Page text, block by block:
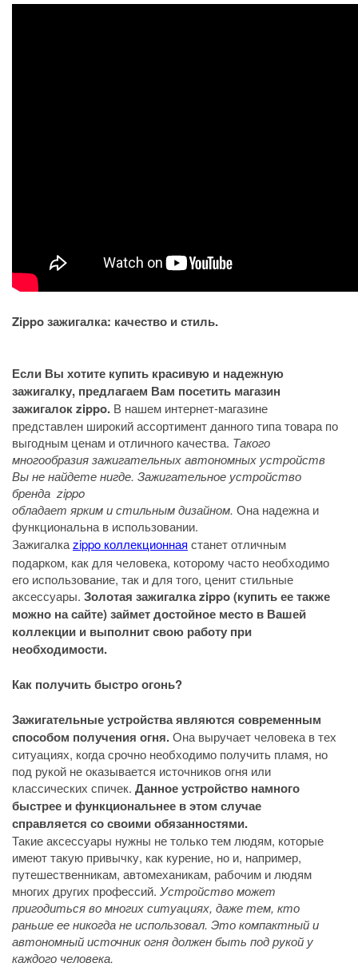
Zippo зажигалка: качество и стиль.
Если Вы хотите купить красивую и надежную
зажигалку, предлагаем Вам посетить магазин
зажигалок zippo. В нашем интернет-магазине
представлен широкий ассортимент данного типа товара по
выгодным ценам и отличного качества. Такого
многообразия зажигательных автономных устройств
Вы не найдете нигде. Зажигательное устройство
бренда zippo
обладает ярким и стильным дизайном. Она надежна и
функциональна в использовании.
Зажигалкаzippo коллекционная станет отличным
подарком, как для человека, которому часто необходимо
его использование, так и для того, ценит стильные
аксессуары. Золотая зажигалка zippo (купить ее также
можно на сайте) займет достойное место в Вашей
коллекции и выполнит свою работу при
необходимости.
Как получить быстро огонь?
Зажигательные устройства являются современным
способом получения огня.Она выручает человека в тех
ситуациях, когда срочно необходимо получить пламя, но
под рукой не оказывается источников огня или
классических спичек. Данное устройство намного
быстрее и функциональнее в этом случае
справляется со своими обязанностями.
Такие аксессуары нужны не только тем людям, которые
имеют такую привычку, как курение, но и, например,
путешественникам, автомеханикам, рабочим и людям
многих других профессий. Устройство может
пригодиться во многих ситуациях, даже тем, кто
раньше ее никогда не использовал. Это компактный и
автономный источник огня должен быть под рукой у
каждого человека.